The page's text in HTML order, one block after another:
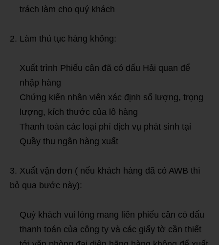
trách làm cho quý khách
Làm thủ tục hàng không:
Xuất trình Phiếu cân đã có dấu Hải quan để
nhập hàng
Chứng kiến nhân viên xác định số lượng, trọng
lượng, kích thước của lô hàng
Thanh toán các loại phí dịch vụ phát sinh tại
Quầy thu ngân hàng xuất
Xuất vận đơn ( nếu khách hàng đã có AWB thì
bỏ qua bước này):
Quý khách vui lòng mang liên phiếu cân có dấu
thanh toán của công ty và các giấy tờ cần thiết